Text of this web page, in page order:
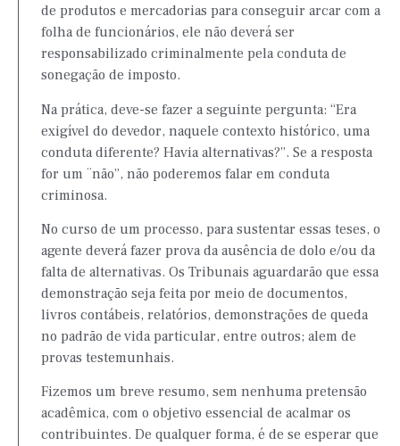
de produtos e mercadorias para conseguir arcar com a
folha de funcionários, ele não deverá ser
responsabilizado criminalmente pela conduta de
sonegação de imposto.
Na prática, deve-se fazer a seguinte pergunta: “Era
exigível do devedor, naquele contexto histórico, uma
conduta diferente? Havia alternativas?”. Se a resposta
for um ¨não”, não poderemos falar em conduta
criminosa.
No curso de um processo, para sustentar essas teses, o
agente deverá fazer prova da ausência de dolo e/ou da
falta de alternativas. Os Tribunais aguardarão que essa
demonstração seja feita por meio de documentos,
livros contábeis, relatórios, demonstrações de queda
no padrão de vida particular, entre outros; alem de
provas testemunhais.
Fizemos um breve resumo, sem nenhuma pretensão
acadêmica, com o objetivo essencial de acalmar os
contribuintes. De qualquer forma, é de se esperar que